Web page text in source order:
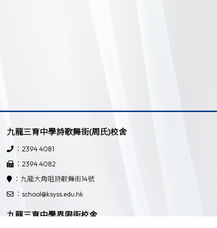
九龍三育中學詩歌舞街(周氏)校舍
：2394 4081
：2394 4082
：九龍大角咀詩歌舞街14號
：school@ksyss.edu.hk
九龍三育中學界限街校舍